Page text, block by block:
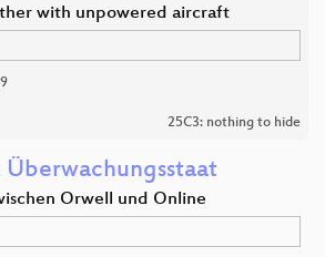
with unpowered aircraft
25C3: nothing to hide
Orwell und Online